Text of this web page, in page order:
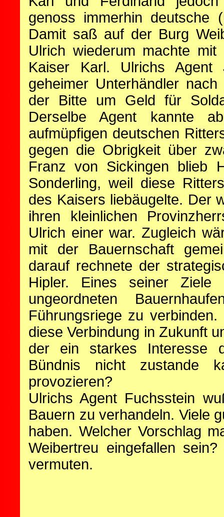
genoss immerhin deutsche
Damit saß auf der Burg
Ulrich wiederum machte
Kaiser Karl. Ulrichs
geheimer Unterhändler
der Bitte um Geld für
Derselbe Agent kannte
aufmüpfigen deutschen
gegen die Obrigkeit über
Franz von Sickingen blieb
Sonderling, weil diese
des Kaisers liebäugelte. Der
ihren kleinlichen
Ulrich einer war. Zugleich
mit der Bauernschaft
darauf rechnete der
Hipler. Eines seiner Ziele
ungeordneten
Führungsriege zu
diese Verbindung in Zukunft
der ein starkes Interesse
Bündnis nicht zustande
provozieren?
Ulrichs Agent Fuchsstein
Bauern zu verhandeln. Viele
haben. Welcher Vorschlag
Weibertreu eingefallen
vermuten.